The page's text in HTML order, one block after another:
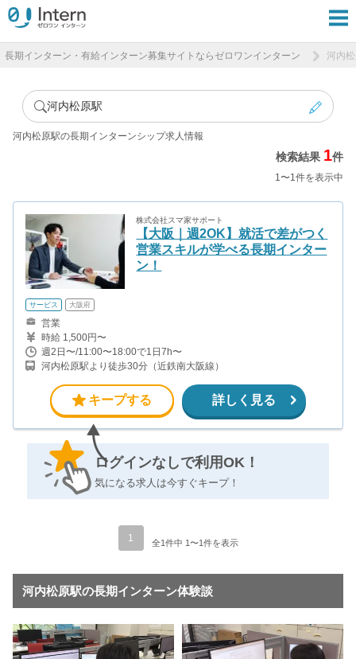
長期インターン・有給インターン募集サイトならゼロワンインターン 河内
河内松原駅
河内松原駅の長期インターンシップ求人情報
検索結果 1件
1〜1件を表示中
株式会社スマ家サポート
【大阪｜週2OK】就活で差がつく
営業スキルが学べる長期インター
ン！
サービス 大阪府
営業
時給 1,500円〜
週2日〜/11:00〜18:00で1日7h〜
河内松原駅より徒歩30分（近鉄南大阪線）
キープする 詳しく見る
ログインなしで利用OK！
気になる求人は今すぐキープ！
1 全1件中 1〜1件を表示
河内松原駅の長期インターン体験談